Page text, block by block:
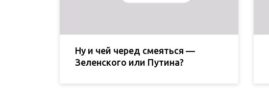
Ну и чей черед смеяться —
Зеленского или Путина?